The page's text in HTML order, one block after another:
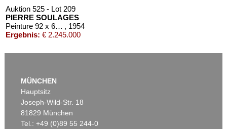
Auktion 525 - Lot 209
PIERRE SOULAGES
Peinture 92 x 65 cm, 3 août 1954 , 1954
Ergebnis: € 2.245.000
MÜNCHEN
Hauptsitz
Joseph-Wild-Str. 18
81829 München
Tel.: +49 (0)89 55 244-0